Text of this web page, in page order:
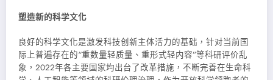
塑造新的科学文化
良好的科学文化是激发科技创新主体活力的基础，针对当前国
际上普遍存在的“重数量轻质量、重形式轻内容”等科研评价乱
象，2022年各主要国家均出台了改革措施，不断完善在生命科